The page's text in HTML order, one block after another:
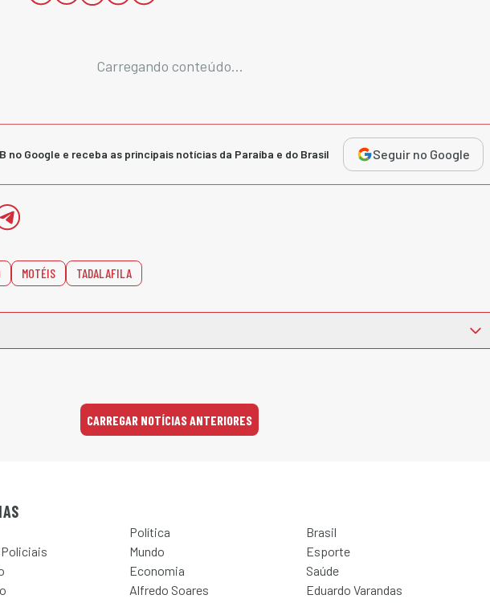
Carregando conteúdo...
no Google e receba as principais notícias da Paraíba e do Brasil Seguir no Google
MOTÉIS TADALAFILA
CARREGAR NOTÍCIAS ANTERIORES
Política
Brasil
Mundo
Esporte
Economia
Saúde
Alfredo Soares
Eduardo Varandas